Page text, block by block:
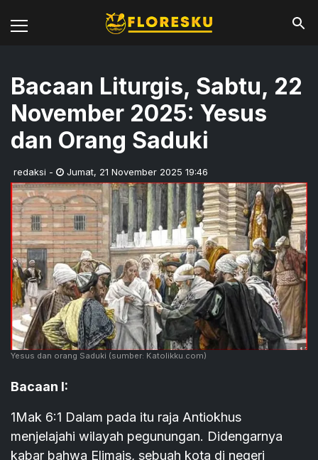
Bacaan Liturgis, Sabtu, 22
November 2025: Yesus
dan Orang Saduki
redaksi - Jumat, 21 November 2025 19:46
Yesus dan orang Saduki (sumber: Katolikku.com)
Bacaan I:
1Mak 6:1 Dalam pada itu raja Antiokhus
menjelajahi wilayah pegunungan. Didengarnya
kabar bahwa Elimais, sebuah kota di negeri